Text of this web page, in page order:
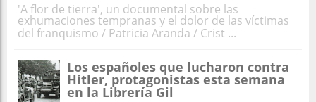
'A flor de tierra', un documental sobre las
exhumaciones tempranas y el dolor de las víctimas
del franquismo / Patricia Aranda / Crist ...
Los españoles que lucharon contra
Hitler, protagonistas esta semana
en la Librería Gil